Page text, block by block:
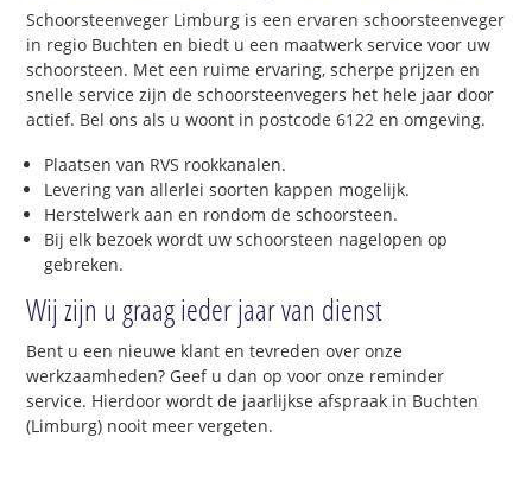
Schoorsteenveger Limburg is een ervaren schoorsteenveger
in regio Buchten en biedt u een maatwerk service voor uw
schoorsteen. Met een ruime ervaring, scherpe prijzen en
snelle service zijn de schoorsteenvegers het hele jaar door
actief. Bel ons als u woont in postcode 6122 en omgeving.
Plaatsen van RVS rookkanalen.
Levering van allerlei soorten kappen mogelijk.
Herstelwerk aan en rondom de schoorsteen.
Bij elk bezoek wordt uw schoorsteen nagelopen op
gebreken.
Wij zijn u graag ieder jaar van dienst
Bent u een nieuwe klant en tevreden over onze
werkzaamheden? Geef u dan op voor onze reminder
service. Hierdoor wordt de jaarlijkse afspraak in Buchten
(Limburg) nooit meer vergeten.